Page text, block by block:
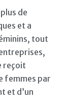
de
et a
tout
reçoit
femmes par
et d’un